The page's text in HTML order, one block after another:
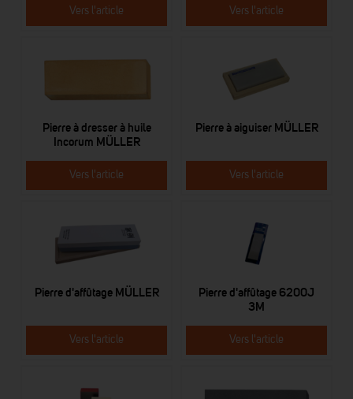
Vers l'article Vers l'article
Pierre à dresser à huile
Incorum MÜLLER
Vers l'article
Pierre à aiguiser MÜLLER
Vers l'article
Pierre d'affûtage MÜLLER
Vers l'article
Pierre d'affûtage 6200J
3M
Vers l'article